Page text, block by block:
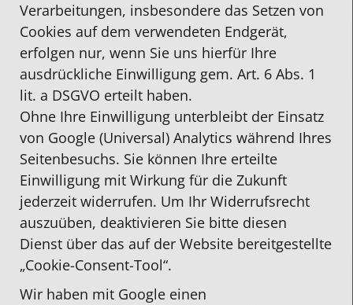
Verarbeitungen, insbesondere das Setzen von
Cookies auf dem verwendeten Endgerät,
erfolgen nur, wenn Sie uns hierfür Ihre
ausdrückliche Einwilligung gem. Art. 6 Abs. 1
lit. a DSGVO erteilt haben.
Ohne Ihre Einwilligung unterbleibt der Einsatz
von Google (Universal) Analytics während Ihres
Seitenbesuchs. Sie können Ihre erteilte
Einwilligung mit Wirkung für die Zukunft
jederzeit widerrufen. Um Ihr Widerrufsrecht
auszuüben, deaktivieren Sie bitte diesen
Dienst über das auf der Website bereitgestellte
„Cookie-Consent-Tool“.
Wir haben mit Google einen